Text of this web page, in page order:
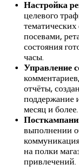
Настройка
целевого
посевами,
состояния
часы.
Управление
отчёты,
поддержание
месяц и более.
выполнении
на полки
привлечений.